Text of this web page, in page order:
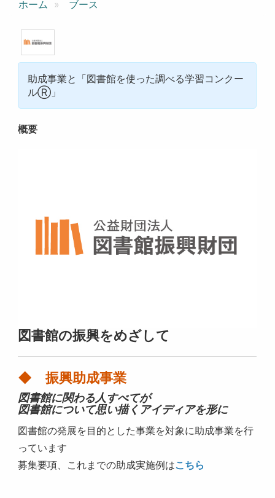
ホーム ブース
助成事業と「図書館を使った調べる学習コンクー
ルⓇ」
概要
図書館の振興をめざして
◆ 振興助成事業
図書館に関わる人すべてが
図書館について思い描くアイディアを形に
図書館の発展を目的とした事業を対象に助成事業を行
っています
募集要項、これまでの助成実施例はこちら